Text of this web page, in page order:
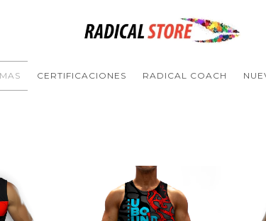
CERTIFICACIONES RADICAL COACH